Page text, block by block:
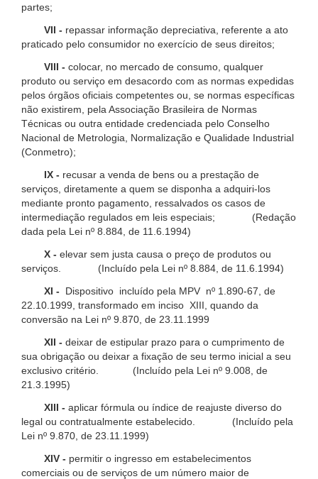
partes;
VII - repassar informação depreciativa, referente a ato
praticado pelo consumidor no exercício de seus direitos;
VIII - colocar, no mercado de consumo, qualquer
produto ou serviço em desacordo com as normas expedidas
pelos órgãos oficiais competentes ou, se normas específicas
não existirem, pela Associação Brasileira de Normas
Técnicas ou outra entidade credenciada pelo Conselho
Nacional de Metrologia, Normalização e Qualidade Industrial
(Conmetro);
IX - recusar a venda de bens ou a prestação de
serviços, diretamente a quem se disponha a adquiri-los
mediante pronto pagamento, ressalvados os casos de
intermediação regulados em leis especiais; (Redação
dada pela Lei nº 8.884, de 11.6.1994)
X - elevar sem justa causa o preço de produtos ou
serviços. (Incluído pela Lei nº 8.884, de 11.6.1994)
XI -
Dispositivo incluído pela MPV nº 1.890-67, de
22.10.1999, transformado em inciso XIII, quando da
conversão na Lei nº 9.870, de 23.11.1999
XII - deixar de estipular prazo para o cumprimento de
sua obrigação ou deixar a fixação de seu termo inicial a seu
exclusivo critério. (Incluído pela Lei nº 9.008, de
21.3.1995)
XIII - aplicar fórmula ou índice de reajuste diverso do
legal ou contratualmente estabelecido. (Incluído pela
Lei nº 9.870, de 23.11.1999)
XIV - permitir o ingresso em estabelecimentos
comerciais ou de serviços de um número maior de